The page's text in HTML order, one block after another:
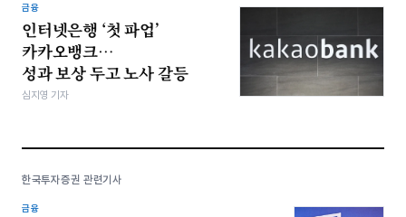
금융
인터넷은행 ‘첫 파업’
카카오뱅크…
성과 보상 두고 노사 갈등
심지영 기자
한국투자증권 관련기사
금융